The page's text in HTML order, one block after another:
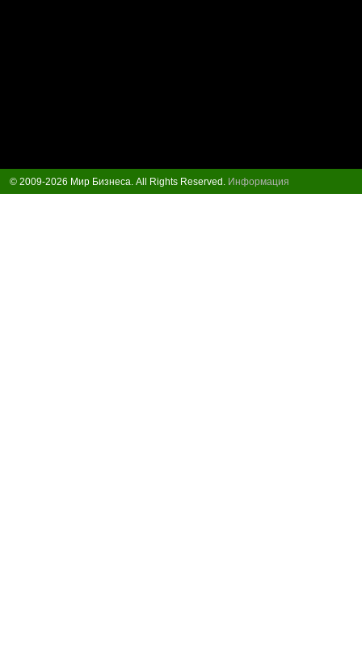
© 2009-2026 Мир Бизнеса. All Rights Reserved. Информация